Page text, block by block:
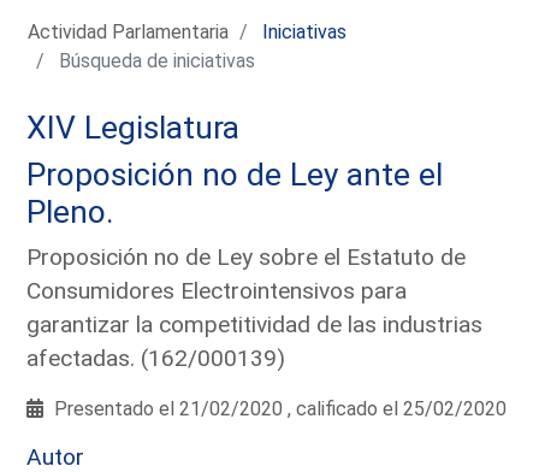
Actividad Parlamentaria
Iniciativas
Búsqueda de iniciativas
XIV Legislatura
Proposición no de Ley ante el
Pleno.
Proposición no de Ley sobre el Estatuto de
Consumidores Electrointensivos para
garantizar la competitividad de las industrias
afectadas. (162/000139)
Presentado el 21/02/2020 , calificado el 25/02/2020
Autor